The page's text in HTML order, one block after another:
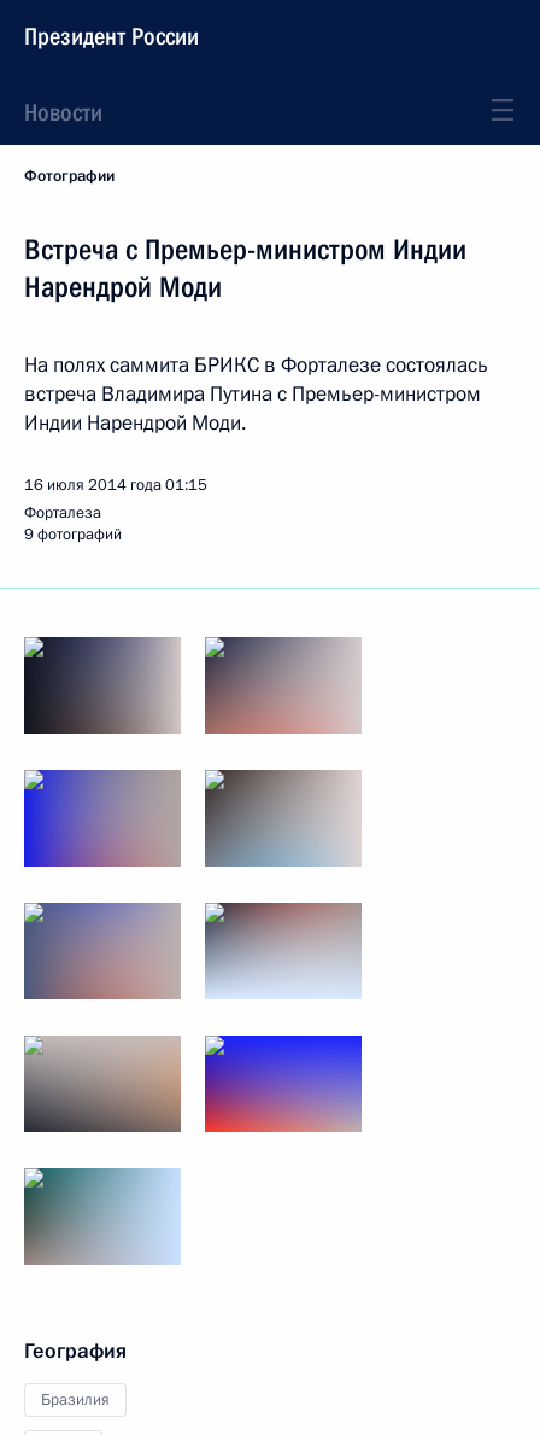
Президент России
Новости
Фотографии
Встреча с Премьер-министром Индии
Нарендрой Моди
На полях саммита БРИКС в Форталезе состоялась
встреча Владимира Путина с Премьер-министром
Индии Нарендрой Моди.
16 июля 2014 года01:15
Форталеза
9 фотографий
География
Бразилия